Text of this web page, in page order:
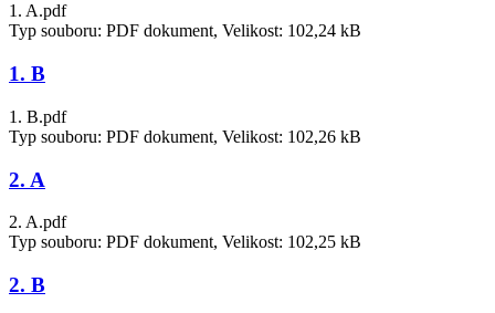
1. A.pdf
Typ souboru: PDF dokument, Velikost: 102,24 kB
1. B
1. B.pdf
Typ souboru: PDF dokument, Velikost: 102,26 kB
2. A
2. A.pdf
Typ souboru: PDF dokument, Velikost: 102,25 kB
2. B